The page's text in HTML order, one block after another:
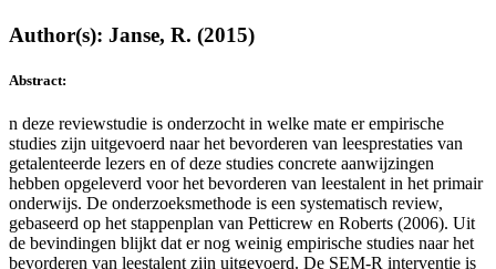
Author(s): Janse, R. (2015)
Abstract:
n deze reviewstudie is onderzocht in welke mate er empirische
studies zijn uitgevoerd naar het bevorderen van leesprestaties van
getalenteerde lezers en of deze studies concrete aanwijzingen
hebben opgeleverd voor het bevorderen van leestalent in het primair
onderwijs. De onderzoeksmethode is een systematisch review,
gebaseerd op het stappenplan van Petticrew en Roberts (2006). Uit
de bevindingen blijkt dat er nog weinig empirische studies naar het
bevorderen van leestalent zijn uitgevoerd. De SEM-R interventie is